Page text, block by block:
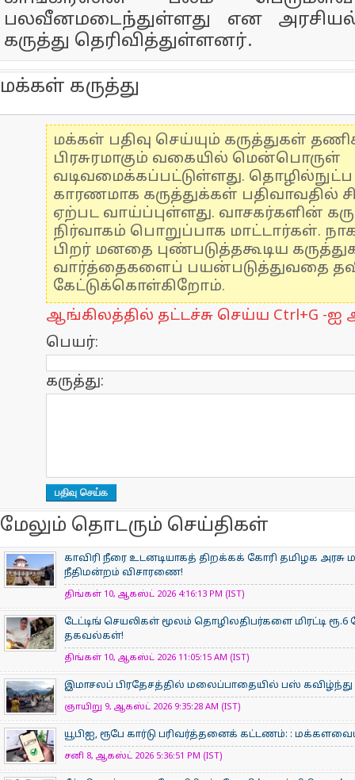
பலவீனமடைந்துள்ளது என அரசியல்
கருத்து தெரிவித்துள்ளனர்.
மக்கள் கருத்து
மக்கள் பதிவு செய்யும் கருத்துகள்
பிரசுரமாகும் வகையில் மென்பொருள்
வடிவமைக்கப்பட்டுள்ளது.
காரணமாக கருத்துக்கள் பதிவாவதில்
ஏற்பட வாய்ப்புள்ளது. வாசகர்களின்
நிர்வாகம் பொறுப்பாக மாட்டார்கள்.
பிறர் மனதை புண்படுத்தகூடிய
வார்த்தைகளைப் பயன்படுத்துவதை
கேட்டுக்கொள்கிறோம்.
ஆங்கிலத்தில் தட்டச்சு செய்ய Ctrl+G -ஐ
பெயர்:
கருத்து:
மேலும் தொடரும் செய்திகள்
காவிரி நீரை உடனடியாகத் திறக்கக் கோரி தமிழக
நீதிமன்றம் விசாரணை!
திங்கள் 10, ஆகஸ்ட் 2026 4:16:13 PM (IST)
டேட்டிங் செயலிகள் மூலம் தொழிலதிபர்களை மிரட்டி
தகவல்கள்!
திங்கள் 10, ஆகஸ்ட் 2026 11:05:15 AM (IST)
இமாசலப் பிரதேசத்தில் மலைப்பாதையில் பஸ் கவிழ்ந்து
ஞாயிறு 9, ஆகஸ்ட் 2026 9:35:28 AM (IST)
யூபிஐ, ரூபே கார்டு பரிவர்த்தனைக் கட்டணம்: :
சனி 8, ஆகஸ்ட் 2026 5:36:51 PM (IST)